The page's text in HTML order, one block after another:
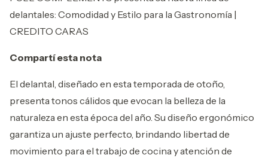
delantales: Comodidad y Estilo para la Gastronomía |
CREDITO CARAS
Compartí esta nota
El delantal, diseñado en esta temporada de otoño,
presenta tonos cálidos que evocan la belleza de la
naturaleza en esta época del año. Su diseño ergonómico
garantiza un ajuste perfecto, brindando libertad de
movimiento para el trabajo de cocina y atención de